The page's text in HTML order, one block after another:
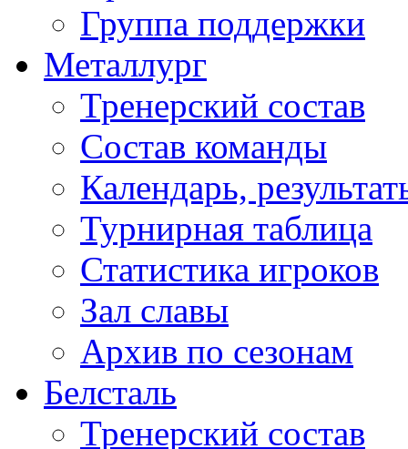
Группа поддержки
Металлург
Тренерский состав
Состав команды
Календарь,
Турнирная таблица
Статистика игроков
Зал славы
Архив по сезонам
Белсталь
Тренерский состав